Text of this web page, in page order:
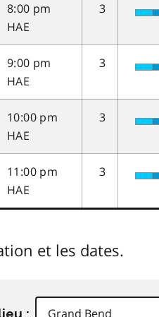
8:00 pm
HAE
3
9:00 pm
HAE
3
10:00 pm
HAE
3
11:00 pm
HAE
3
et les dates.
: